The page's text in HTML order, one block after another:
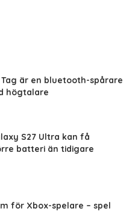
Tag är en bluetooth-spårare
högtalare
S27 Ultra kan få
batteri än tidigare
för Xbox-spelare – spel